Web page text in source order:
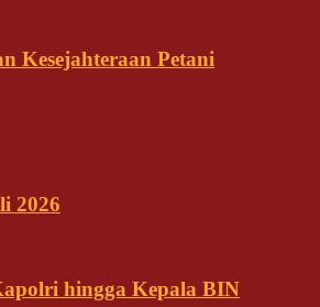
Kesejahteraan Petani
2026
hingga Kepala BIN